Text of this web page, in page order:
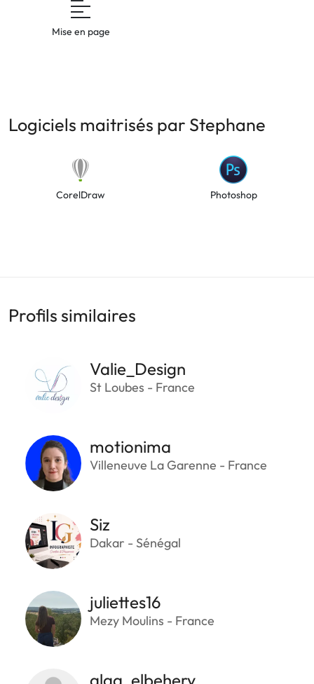
Mise en page
Logiciels maitrisés par Stephane
CorelDraw Photoshop
Profils similaires
Valie_Design
St Loubes - France
motionima
Villeneuve La Garenne - France
Siz
Dakar - Sénégal
juliettes16
Mezy Moulins - France